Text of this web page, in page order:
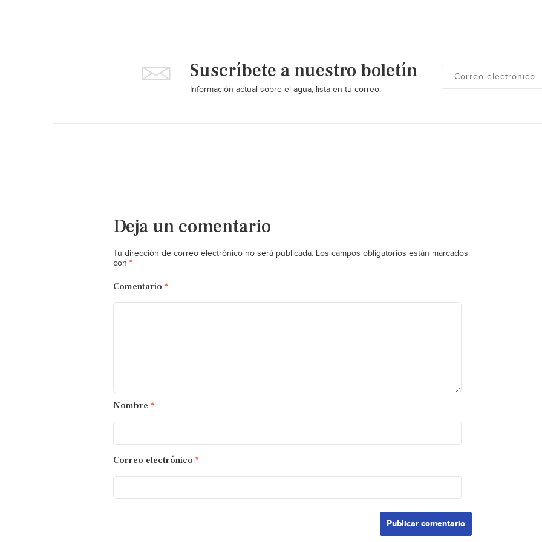
Suscríbete a nuestro boletín
Información actual sobre el agua, lista en tu correo.
Deja un comentario
Tu dirección de correo electrónico no será publicada. Los campos obligatorios están marcados
con *
Comentario *
Nombre *
Correo electrónico *